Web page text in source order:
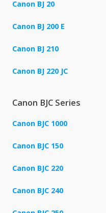
Canon BJ 20
Canon BJ 200 E
Canon BJ 210
Canon BJ 220 JC
Canon BJC Series
Canon BJC 1000
Canon BJC 150
Canon BJC 220
Canon BJC 240